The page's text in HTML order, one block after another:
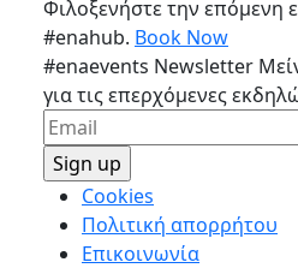
Φιλοξενήστε την επόμενη
#enahub. Book Now
#enaevents Newsletter
για τις επερχόμενες
Cookies
Πολιτική απορρήτου
Επικοινωνία